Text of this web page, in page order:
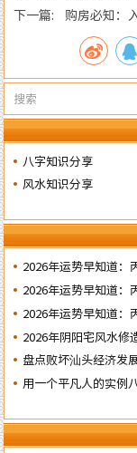
八字知识分享
风水知识分享
2026年运势早知道：
日
2026年运势早知道：
日
2026年运势早知道
子’ 日
2026年阴阳宅风水修
盘点败坏汕头经济发
用一个平凡人的实例
下一篇: 购房必知：